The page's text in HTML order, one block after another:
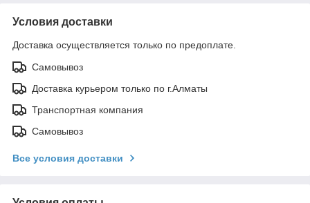
Условия доставки
Доставка осуществляется только по предоплате.
Самовывоз
Доставка курьером только по г.Алматы
Транспортная компания
Самовывоз
Все условия доставки